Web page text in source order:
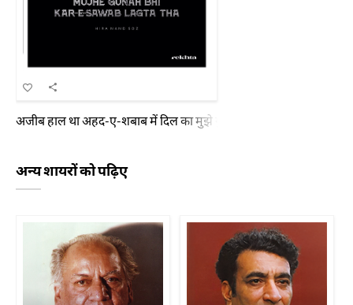
अजीब हाल था अहद-ए-शबाब में दिल का मुझे गुनाह भी कार-ए-सवाब लगता
अन्य शायरों को पढ़िए